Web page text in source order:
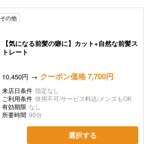
その他
【気になる前髪の癖に】カット+自然な前髪ス
トレート
10,450円 クーポン価格 7,700円
来店日条件 指定なし
ご利用条件 併用不可/サービス料込/メンズもOK
有効期限 なし
所要時間 90分
選択する